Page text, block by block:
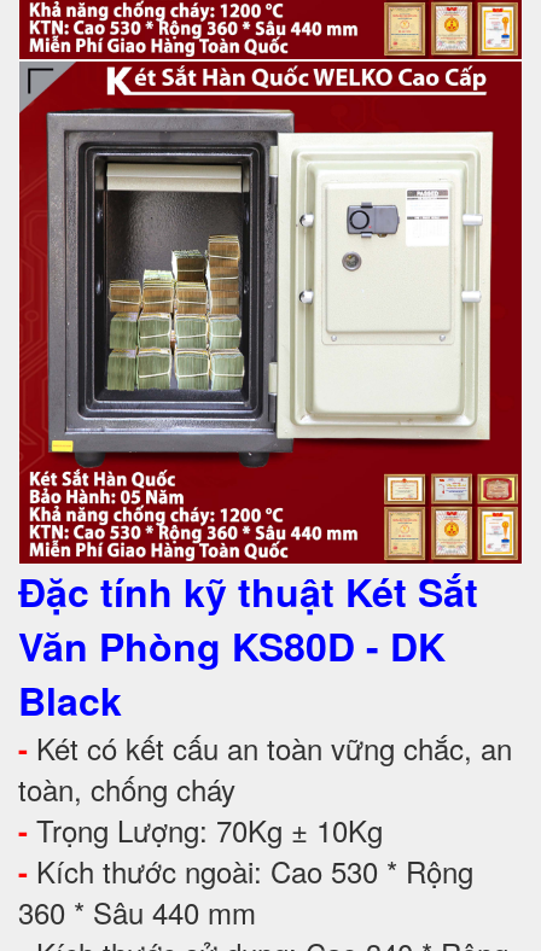
Đặc tính kỹ thuật Két Sắt
Văn Phòng KS80D - DK
Black
- Két có kết cấu an toàn vững chắc, an
toàn, chống cháy
- Trọng Lượng: 70Kg ± 10Kg
- Kích thước ngoài: Cao 530 * Rộng
360 * Sâu 440 mm